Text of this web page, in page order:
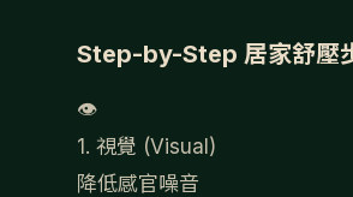
Step-by-Step 居家舒壓
👁️
1. 視覺 (Visual)
降低感官噪音